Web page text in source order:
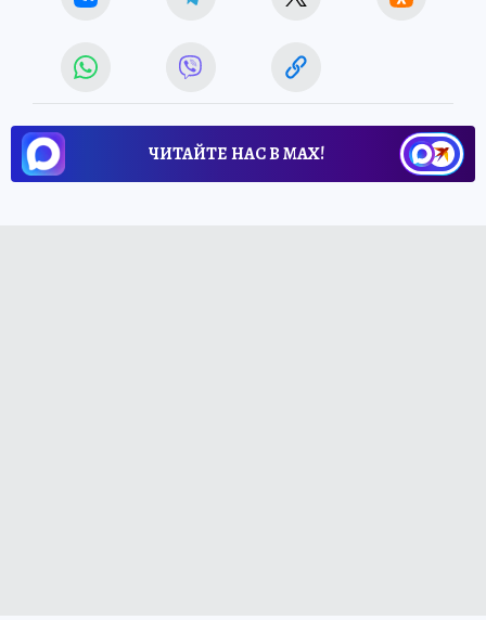
ЧИТАЙТЕ НАС В МАХ!